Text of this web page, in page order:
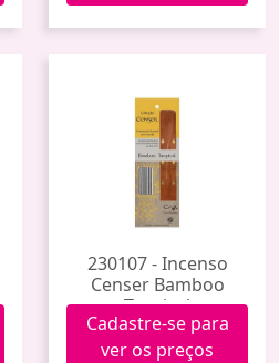
230107 - Incenso
Censer Bamboo
Tropical
Cadastre-se para
ver os preços